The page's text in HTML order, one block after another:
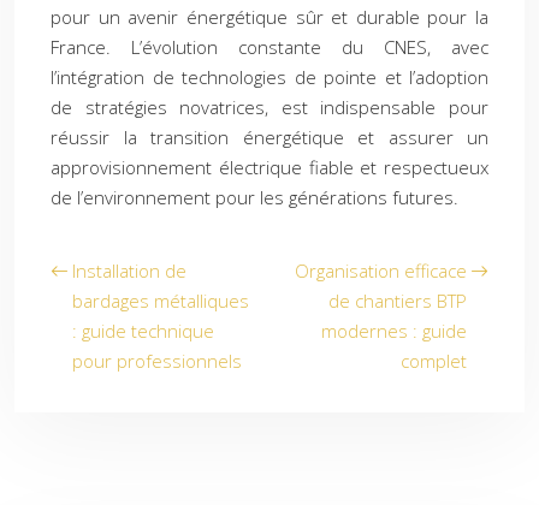
pour un avenir énergétique sûr et durable pour la
France. L’évolution constante du CNES, avec
l’intégration de technologies de pointe et l’adoption
de stratégies novatrices, est indispensable pour
réussir la transition énergétique et assurer un
approvisionnement électrique fiable et respectueux
de l’environnement pour les générations futures.
Installation de
bardages métalliques
: guide technique
pour professionnels
Organisation efficace
de chantiers BTP
modernes : guide
complet